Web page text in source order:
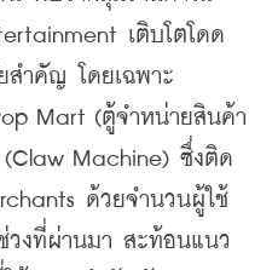
เติบโตโดด
สำคัญ โดยเฉพาะ
Mart (ตู้จำหน่ายสินค้า
Machine) ซึ่งติด
ด้วยจำนวนผู้ใช้
วงที่ผ่านมา สะท้อนแนว